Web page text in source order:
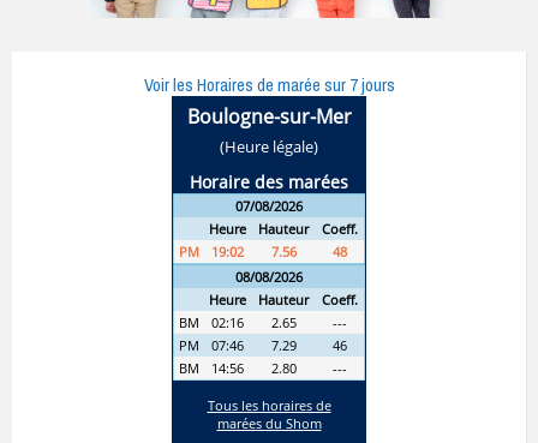
Voir les Horaires de marée sur 7 jours